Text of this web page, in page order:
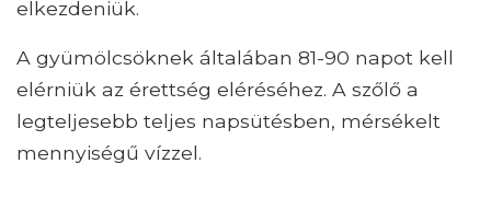
elkezdeniük.
A gyümölcsöknek általában 81-90 napot kell
elérniük az érettség eléréséhez. A szőlő a
legteljesebb teljes napsütésben, mérsékelt
mennyiségű vízzel.